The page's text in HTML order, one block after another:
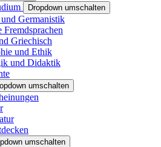
Dropdown umschalten
Germanistik
Fremdsprachen
Griechisch
und Ethik
und Didaktik
umschalten
umschalten